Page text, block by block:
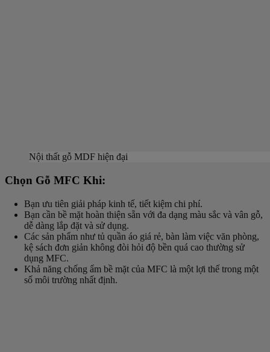
Nội thất gỗ MDF hiện đại
Chọn Gỗ MFC Khi:
Bạn ưu tiên giải pháp kinh tế, tiết kiệm chi phí.
Bạn cần bề mặt hoàn thiện sẵn với đa dạng màu sắc và vân gỗ,
dễ dàng lắp đặt và sử dụng.
Các sản phẩm như tủ quần áo giá rẻ, bàn làm việc văn phòng,
kệ sách đơn giản không đòi hỏi độ bền quá cao thường sử
dụng MFC.
Khả năng chống ẩm bề mặt của MFC là một lợi thế trong một
số môi trường nhất định.